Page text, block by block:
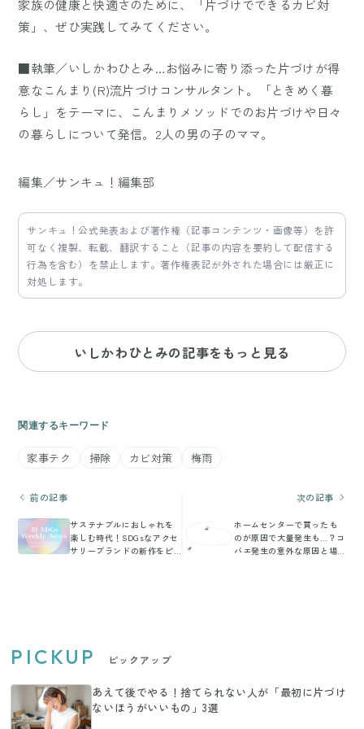
家族の健康と快適さのために、「片づけでできるカビ対
策」、ぜひ実践してみてください。
■執筆／いしかわひとみ…お悩みに寄り添った片づけが得
意なこんまり(R)流片づけコンサルタント。「ときめく暮
らし」をテーマに、こんまりメソッドでのお片づけや日々
の暮らしについて発信。2人の男の子のママ。
編集／サンキュ！編集部
サンキュ！公式発表および著作権（記事コンテンツ・画像等）を許
可なく複製、転載、翻訳すること（記事の内容を要約して配信する
行為を含む）を禁止します。著作権表記が外された場合には厳正に
対処します。
いしかわひとみの記事をもっと見る
関連するキーワード
家事テク 掃除 カビ対策 梅雨
前の記事
サステナブルにおしゃれを
楽しむ時代！SDGsなアクセ
サリーブランドの新作をピ
次の記事
ホームセンターで買ったも
のが原因で大量発生も…？コ
バエ発生の意外な原因と場
PICKUP ピックアップ
あえて後でやる！捨てられない人が「最初に片づけ
ないほうがいいもの」3選